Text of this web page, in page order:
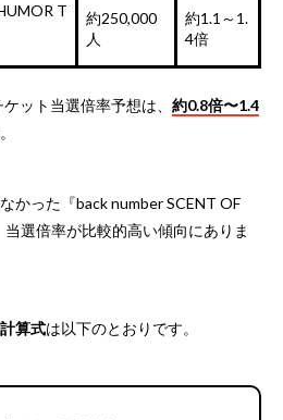
T
約250,000
人
約1.1～1.
4倍
ット当選倍率予想は、 約0.8倍〜1.4
かった『back number SCENT OF
選倍率が比較的高い傾向にありま
算式は以下のとおりです。